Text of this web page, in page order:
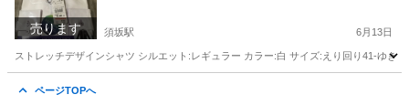
売ります 須坂駅 6月13日
ストレッチデザインシャツ シルエット:レギュラー カラー:白 サイズ:えり回り41-ゆき
ページTOPへ